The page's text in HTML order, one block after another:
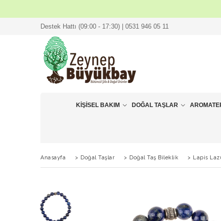
Destek Hattı (09:00 - 17:30) | 0531 946 05 11
KIŞISEL BAKIM DOĞAL TAŞLAR
Anasayfa > Doğal Taşlar > Doğal Taş Bileklik > Lapis